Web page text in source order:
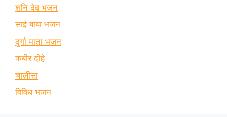
शनि देव भजन
साई बाबा भजन
दुर्गा माता भजन
कबीर दोहे
चालीसा
विविध भजन